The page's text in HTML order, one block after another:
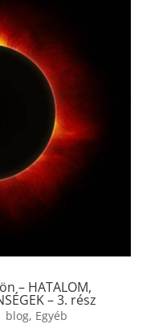
– HATALOM,
– 3. rész
blog, Egyéb